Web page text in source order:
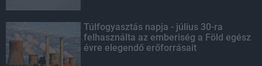
Túlfogyasztás napja - július 30-ra
felhasználta az emberiség a Föld egész
évre elegendő erőforrásait